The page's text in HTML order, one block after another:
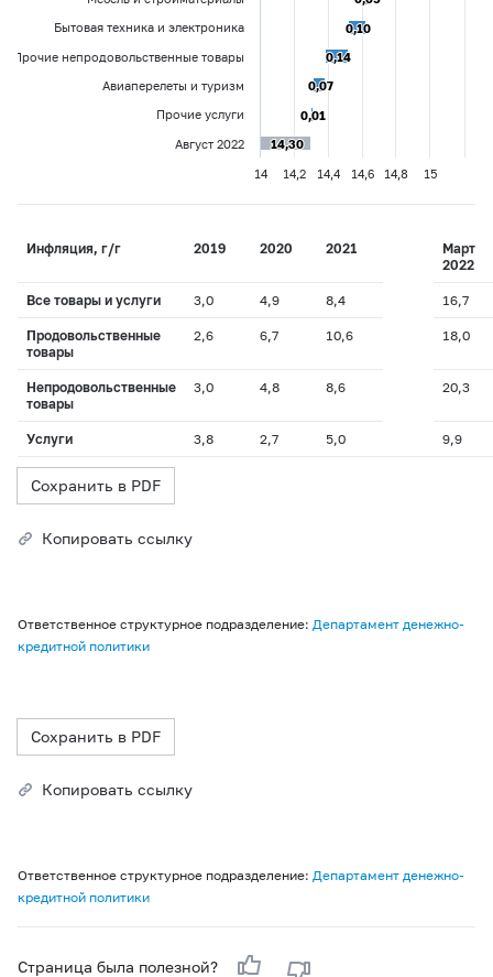
14,30
14,30
0,10
0,10
0,14
0,14
0,07
0,07
0,01
0,01
Бытовая техника и электроника
Прочие непродовольственные товары
Авиаперелеты и туризм
Прочие услуги
Август 2022
14 14,2 14,4 14,6 14,8 15
Инфляция, г/г 2019 2020 2021
Март
2022
Все товары и услуги 3,0 4,9 8,4 16,7
Продовольственные
товары
2,6 6,7 10,6 18,0
Непродовольственные
товары
3,0 4,8 8,6 20,3
Услуги 3,8 2,7 5,0 9,9
Сохранить в PDF
Копировать ссылку
Ответственное структурное подразделение: Департамент денежно-
кредитной политики
Сохранить в PDF
Копировать ссылку
Ответственное структурное подразделение: Департамент денежно-
кредитной политики
Страница была полезной?